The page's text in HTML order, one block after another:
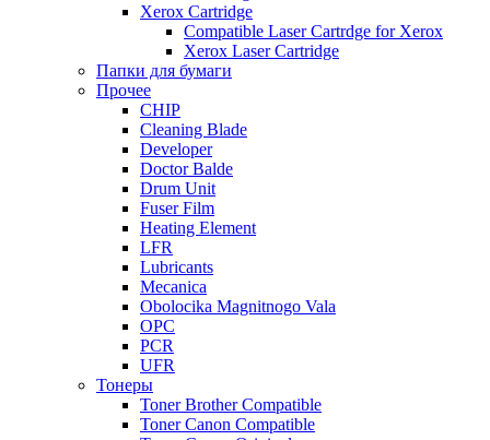
Xerox Cartridge
Compatible Laser Cartrdge for Xerox
Xerox Laser Cartridge
Папки для бумаги
Прочее
CHIP
Cleaning Blade
Developer
Doctor Balde
Drum Unit
Fuser Film
Heating Element
LFR
Lubricants
Mecanica
Obolocika Magnitnogo Vala
OPC
PCR
UFR
Тонеры
Toner Brother Compatible
Toner Canon Compatible